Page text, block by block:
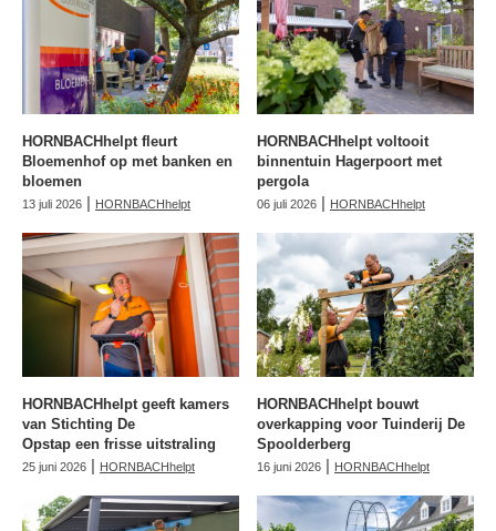
HORNBACHhelpt fleurt
Bloemenhof op met banken en
bloemen
13 juli 2026 | HORNBACHhelpt
HORNBACHhelpt voltooit
binnentuin Hagerpoort met
pergola
06 juli 2026 | HORNBACHhelpt
HORNBACHhelpt geeft kamers
van Stichting De
Opstap een frisse uitstraling
25 juni 2026 HORNBACHhelpt
HORNBACHhelpt bouwt
overkapping voor Tuinderij De
Spoolderberg
16 juni 2026 HORNBACHhelpt